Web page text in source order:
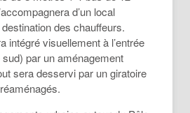
d’un local
destination des chauffeurs.
intégré visuellement à l’entrée
par un aménagement
sera desservi par un giratoire